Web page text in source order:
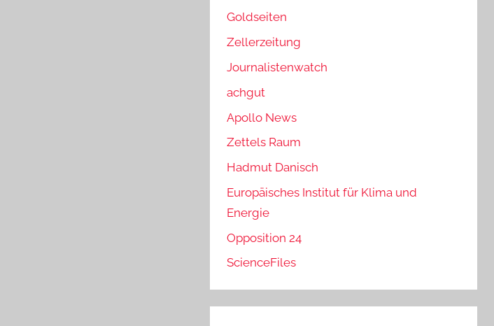
Goldseiten
Zellerzeitung
Journalistenwatch
achgut
Apollo News
Zettels Raum
Hadmut Danisch
Europäisches Institut für Klima und
Energie
Opposition 24
ScienceFiles